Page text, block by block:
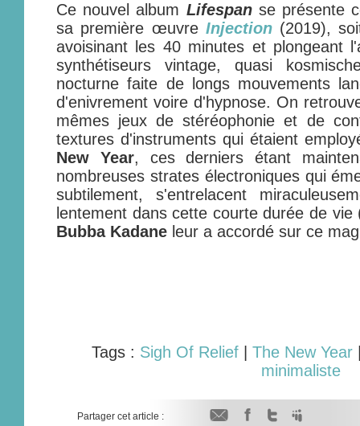
Ce nouvel album Lifespanse présente
sa première œuvre Injection(2019),
avoisinant les 40 minutes et plongeant
synthétiseurs vintage, quasi
nocturne faite de longs mouvements
d'enivrement voire d'hypnose. On
mêmes jeux de stéréophonie et de
textures d'instruments qui étaient
New Year, ces derniers étant
nombreuses strates électroniques qui
subtilement, s'entrelacent
lentement dans cette courte durée de vie
Bubba Kadane leur a accordé sur ce
Tags : Sigh Of Relief The New Year
minimaliste
Partager cet article :